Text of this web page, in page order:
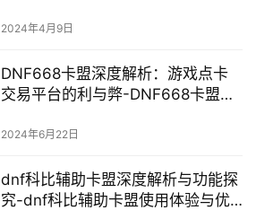
2024年4月9日
DNF668卡盟深度解析：游戏点卡
交易平台的利与弊-DNF668卡盟：
趋势
2024年6月22日
dnf科比辅助卡盟深度解析与功能探
究-dnf科比辅助卡盟使用体验与优